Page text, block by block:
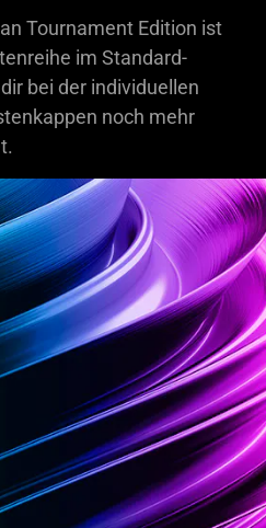
Tournament Edition ist
im Standard-
bei der individuellen
noch mehr